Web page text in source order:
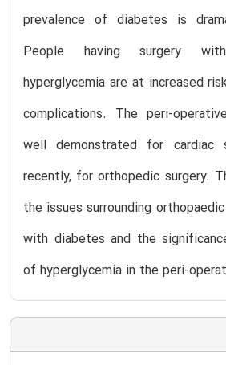
prevalence of diabetes is
People having surgery
hyperglycemia are at increased
complications. The peri-
well demonstrated for cardiac
recently, for orthopedic surgery.
the issues surrounding
with diabetes and the
of hyperglycemia in the peri-